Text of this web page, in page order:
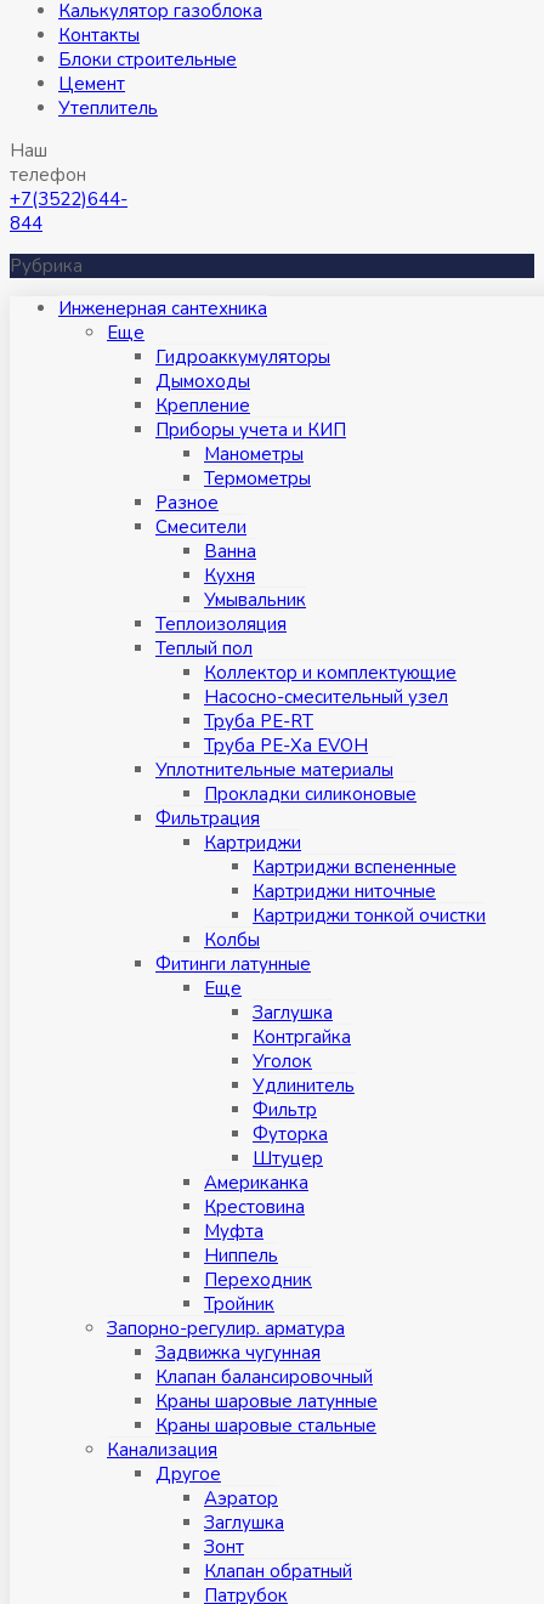
Калькулятор газоблока
Контакты
Блоки строительные
Цемент
Утеплитель
Наш
телефон
+7(3522)644-
844
Рубрика
Инженерная сантехника
Eще
Гидроаккумуляторы
Дымоходы
Крепление
Приборы учета и КИП
Манометры
Термометры
Разное
Смесители
Ванна
Кухня
Умывальник
Теплоизоляция
Теплый пол
Коллектор и комплектующие
Насосно-смесительный узел
Труба PE-RT
Труба PE-Xa EVOH
Уплотнительные материалы
Прокладки силиконовые
Фильтрация
Картриджи
Картриджи вспененные
Картриджи ниточные
Картриджи тонкой очистки
Колбы
Фитинги латунные
Eщe
Заглушка
Контргайка
Уголок
Удлинитель
Фильтр
Футорка
Штуцер
Американка
Крестовина
Муфта
Ниппель
Переходник
Тройник
Запорно-регулир. арматура
Задвижка чугунная
Клапан балансировочный
Краны шаровые латунные
Краны шаровые стальные
Канализация
Другое
Аэратор
Заглушкa
Зонт
Клапан обратный
Патрубок